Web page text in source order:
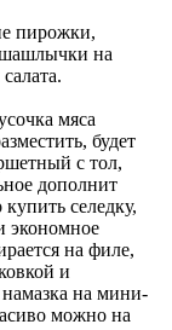
пирожки,
на
мяса
будет
с тол,
дополнит
селедку,
экономное
на филе,
и
на мини-
можно на